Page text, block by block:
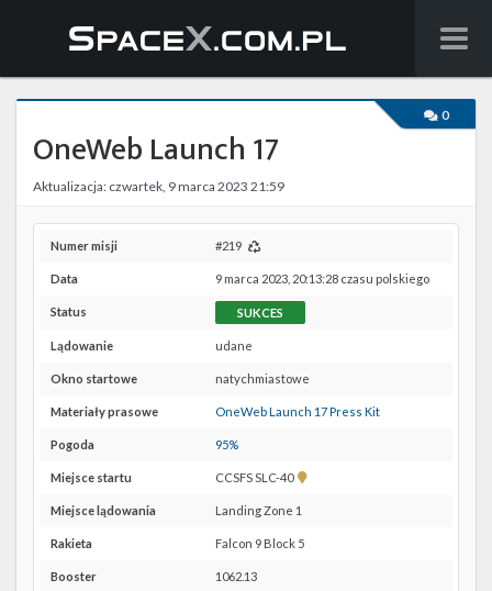
Wiadomości
Baza wiedzy
Starlink
Starship
Na żywo
Facebook
Kalendarze
0
OneWeb Launch 17
Aktualizacja: czwartek, 9 marca 2023 21:59
Numer misji #219
Data 9 marca 2023, 20:13:28 czasu polskiego
Status SUKCES
Lądowanie udane
Okno startowe natychmiastowe
Materiały prasowe OneWeb Launch 17 Press Kit
Pogoda 95%
Miejsce startu CCSFS SLC-40
Pokaż
Miejsce lądowania Landing Zone 1
Rakieta Falcon 9 Block 5
Booster 1062.13